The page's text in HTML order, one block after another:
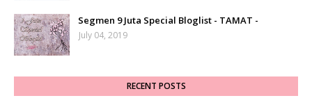
Segmen 9 Juta Special Bloglist - TAMAT -
July 04, 2019
RECENT POSTS